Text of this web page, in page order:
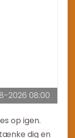
2026 08:00
op igen.
dig en